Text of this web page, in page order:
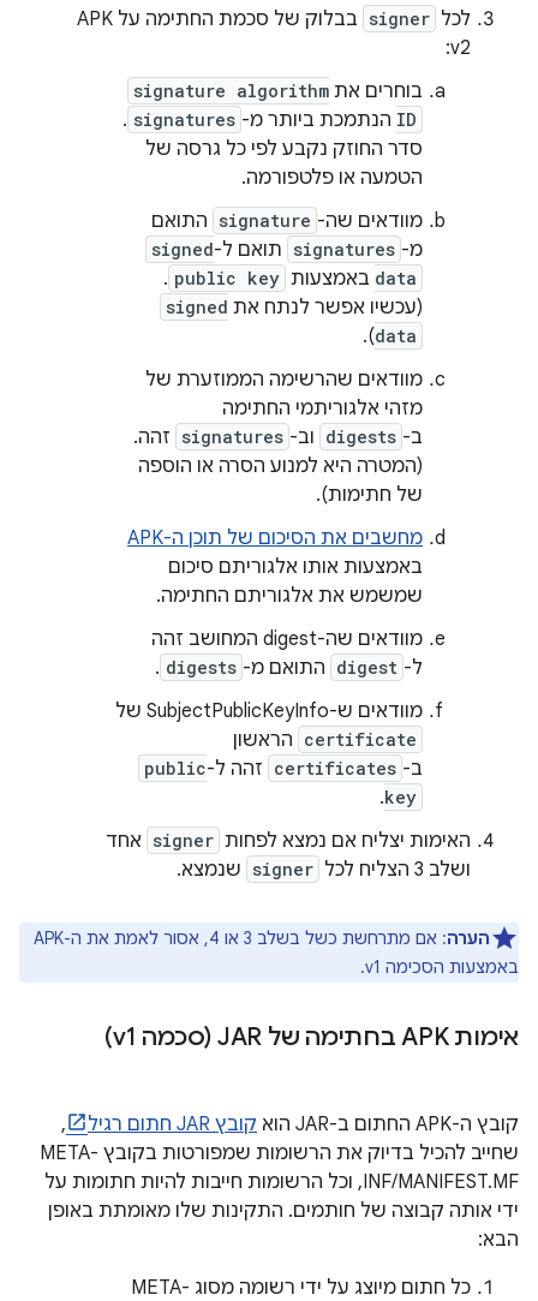
לכל signer
בבלוק של סכמת החתימה על APK
v2:
בוחרים את signature algorithm
ID הנתמכת ביותר מ- signatures
.
סדר החוזק נקבע לפי כל גרסה של
הטמעה או פלטפורמה.
מוודאים שה- signature התואם
מ- signatures תואם ל-signed
data באמצעות public key
.
(עכשיו אפשר לנתח את signed
data
).
מוודאים שהרשימה הממוזערת של
מזהי אלגוריתמי החתימה
ב- digests וב- signatures זהה.
(המטרה היא למנוע הסרה או הוספה
של חתימות).
מחשבים את הסיכום של תוכן ה-APK
באמצעות אותו אלגוריתם סיכום
שמשמש את אלגוריתם החתימה.
מוודאים שה-digest המחושב זהה
ל- digest התואם מ- digests
.
מוודאים ש-SubjectPublicKeyInfo של
certificate הראשון
ב- certificates זהה ל-public
key
.
האימות יצליח אם נמצא לפחות signer אחד
ושלב 3 הצליח לכל
signer שנמצא.
הערה
: אם מתרחשת כשל בשלב 3 או 4, אסור לאמת את ה-APK
באמצעות הסכימה v1.
אימות APK בחתימה של JAR (סכמה v1)
קובץ ה-APK החתום ב-JAR הוא קובץ JAR חתום רגיל
,
שחייב להכיל בדיוק את הרשומות שמפורטות בקובץ META-
INF/MANIFEST.MF, וכל הרשומות חייבות להיות חתומות על
ידי אותה קבוצה של חותמים. התקינות שלו מאומתת באופן
הבא:
כל חתום מיוצג על ידי רשומה מסוג META-